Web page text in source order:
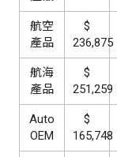
航空
產品
$
236,875
航海
產品
$
251,259
Auto
OEM
$
165,748